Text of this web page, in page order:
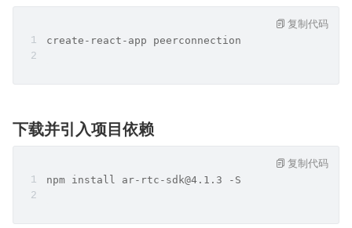
create-react-app peerconnection
复制代码
下载并引入项目依赖
npm install ar-rtc-sdk@4.1.3 -S
复制代码